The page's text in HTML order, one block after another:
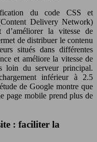
du code CSS et
Delivery Network)
d’améliorer la vitesse de
de distribuer le contenu
situés dans différentes
et améliore la vitesse de
loin du serveur principal.
inférieur à 2.5
de Google montre que
page mobile prend plus de
: faciliter la